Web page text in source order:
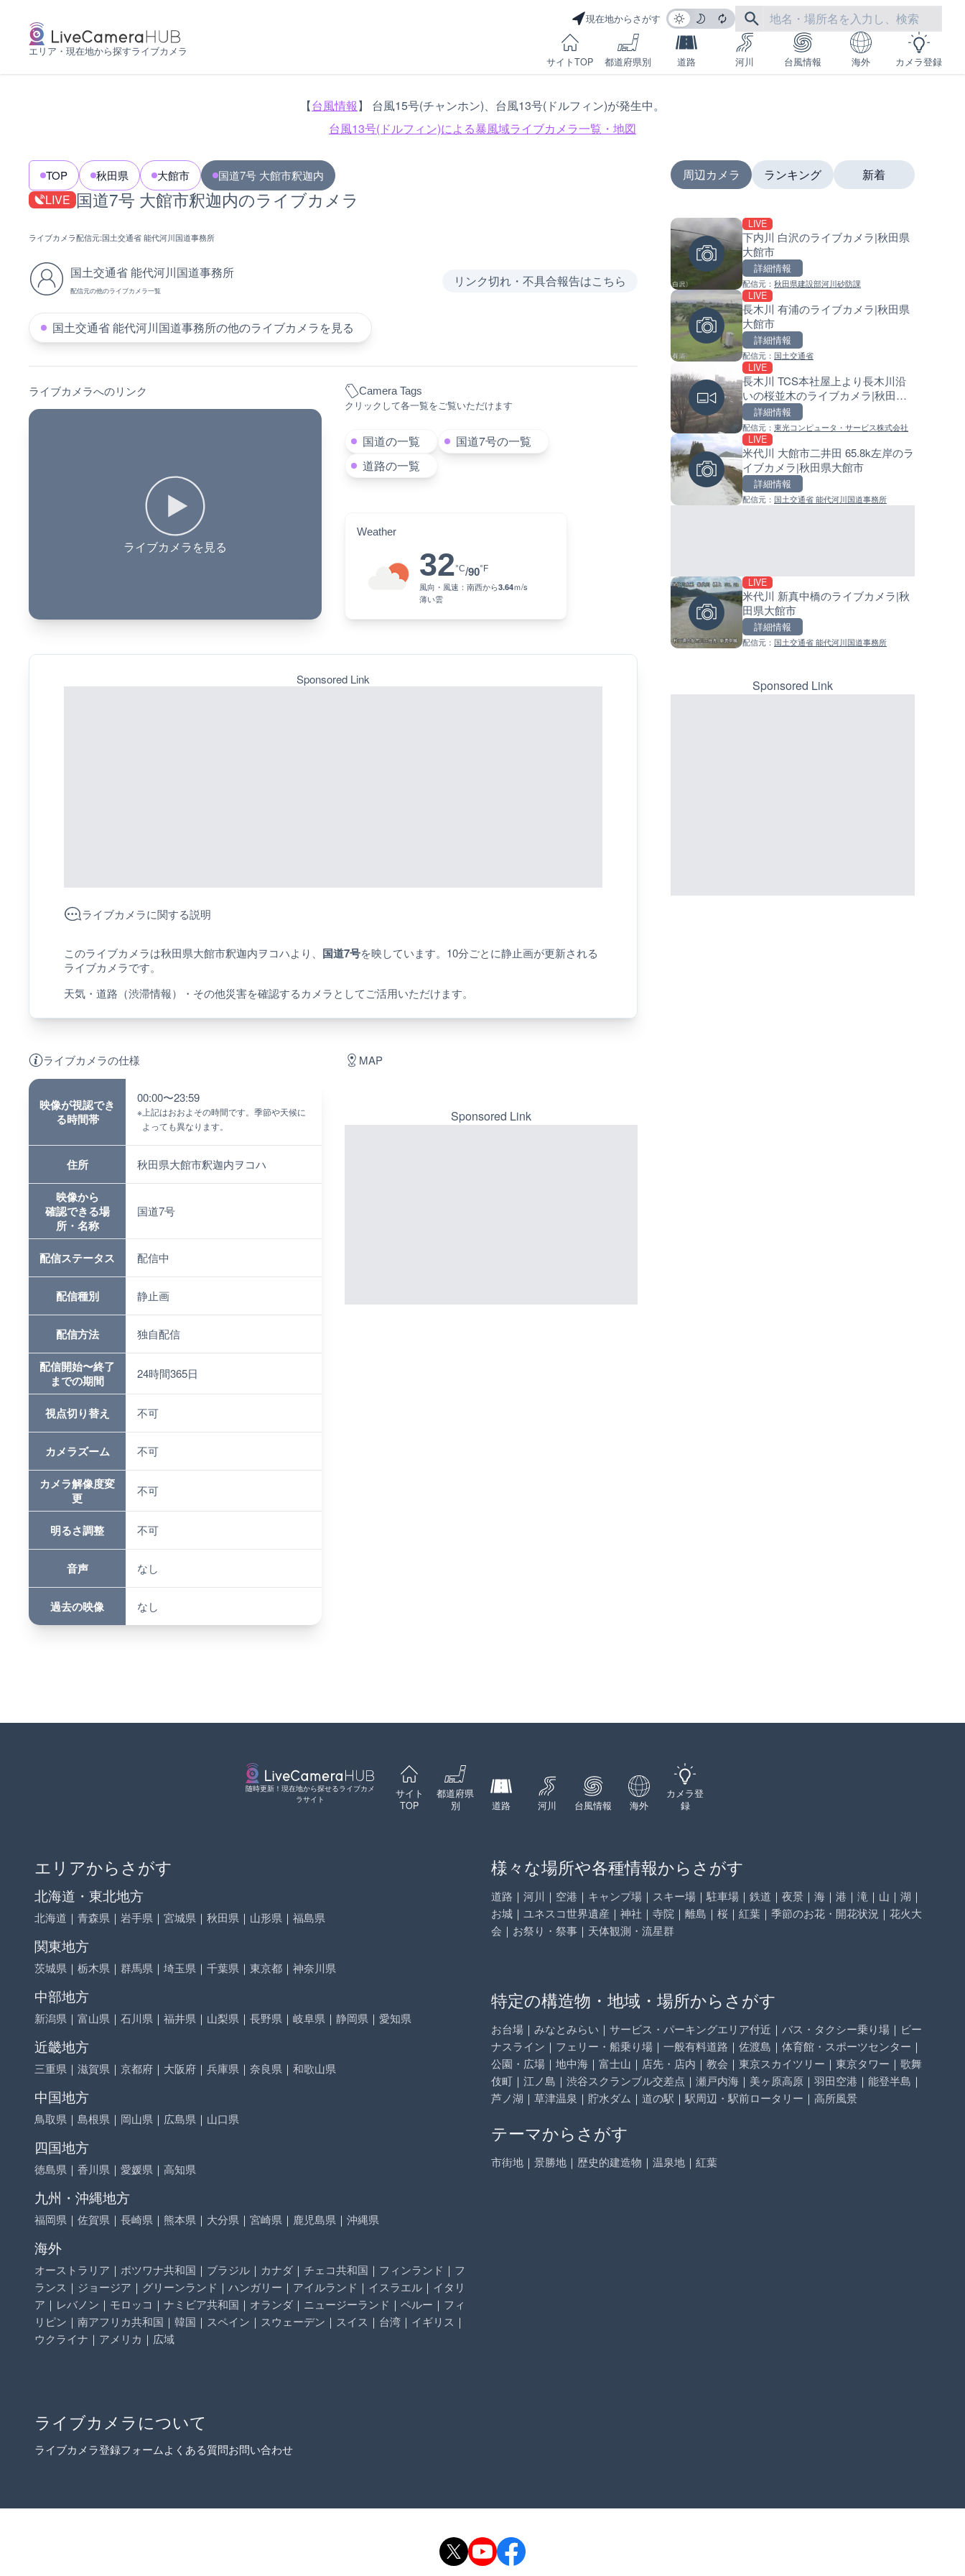
エリア・現在地から探すライブカメラ
現在地からさがす
サイトTOP 都道府県別 道路 河川 台風情報 海外 カメラ登録
【台風情報】 台風15号(チャンホン)、台風13号(ドルフィン)が発生中。
台風13号(ドルフィン)による暴風域ライブカメラ一覧・地図
TOP 秋田県 大館市 国道7号 大館市釈迦内
LIVE 国道7号 大館市釈迦内のライブカメラ
ライブカメラ配信元:国土交通省 能代河川国道事務所
国土交通省 能代河川国道事務所
配信元の他のライブカメラ一覧
リンク切れ・不具合報告はこちら
国土交通省 能代河川国道事務所の他のライブカメラを見る
ライブカメラへのリンク
ライブカメラを見る
Camera Tags
クリックして各一覧をご覧いただけます
国道の一覧
国道7号の一覧
道路の一覧
Weather
32°C/90°F
風向・風速： 南西から3.64ｍ/s
薄い雲
Sponsored Link
ライブカメラに関する説明
このライブカメラは秋田県大館市釈迦内ヲコハより、 国道7号を映しています。10分ごとに静止画が更新される
ライブカメラです。
天気・道路（渋滞情報）・その他災害を確認するカメラとしてご活用いただけます。
ライブカメラの仕様
映像が視認でき
る時間帯
00:00〜23:59
※ 上記はおおよその時間です。季節や天候に
よっても異なります。
住所 秋田県大館市釈迦内ヲコハ
映像から
確認できる場
所・名称
国道7号
配信ステータス 配信中
配信種別 静止画
配信方法 独自配信
配信開始〜終了
までの期間
24時間365日
視点切り替え 不可
カメラズーム 不可
カメラ解像度変
更
不可
明るさ調整 不可
音声 なし
過去の映像 なし
MAP
Sponsored Link
周辺カメラ
LIVE
下内川 白沢のライブカメラ|秋田県
大館市
詳細情報
配信元： 秋田県建設部河川砂防課
LIVE
長木川 有浦のライブカメラ|秋田県
大館市
詳細情報
配信元： 国土交通省
LIVE
長木川 TCS本社屋上より長木川沿
いの桜並木のライブカメラ|秋田県
大館市
詳細情報
配信元： 東光コンピュータ・サービス株式会社
LIVE
米代川 大館市二井田 65.8k左岸のラ
イブカメラ|秋田県大館市
詳細情報
配信元： 国土交通省 能代河川国道事務所
LIVE
米代川 新真中橋のライブカメラ|秋
田県大館市
詳細情報
配信元： 国土交通省 能代河川国道事務所
ランキング
沖永良部島海岸のライブカメ
配信元：和泊町
徳之島町亀津のライブカメラ|
内海海水浴場のライブカメラ|
県南知多町
配信元：南知多町観光協会
手結港(YASU海の駅クラブ)の
ブカメラ|高知県香南市
配信元：YASU海の駅CLUB
羽田空港第2旅客ターミナルか
配信元：日本テレビ
カメラ
詳細情報
県喜界町
新着
南出川水門付近のライブカメ
配信元：日高町役場
比井川水門付近から比井崎海
小浦川水門付近から小浦海水
ライブカメラ|和歌山県日高町
配信元：日高町役場
産湯川水門付近のライブカメ
歌山県日高町
配信元：日高町役場
導目木川 花立砂防堰堤下流の
配信元：福岡県庁県土整備部河川課
北海道置戸町
詳細情報
大分県大分市
Sponsored Link
随時更新！現在地から探せるライブカメ
ラサイト
サイト
TOP
都道府県
別
道路 河川 台風情報 海外
カメラ登
録
エリアからさがす
北海道・東北地方
北海道 ｜ 青森県 ｜ 岩手県 ｜ 宮城県 ｜ 秋田県 ｜ 山形県 ｜ 福島県
関東地方
茨城県 ｜ 栃木県 ｜ 群馬県 ｜ 埼玉県 ｜ 千葉県 ｜ 東京都 ｜ 神奈川県
中部地方
新潟県 ｜ 富山県 ｜ 石川県 ｜ 福井県 ｜ 山梨県 ｜ 長野県 ｜ 岐阜県 ｜ 静岡県 ｜ 愛知県
近畿地方
三重県 ｜ 滋賀県 ｜ 京都府 ｜ 大阪府 ｜ 兵庫県 ｜ 奈良県 ｜ 和歌山県
中国地方
鳥取県 ｜ 島根県 ｜ 岡山県 ｜ 広島県 ｜ 山口県
四国地方
徳島県 ｜ 香川県 ｜ 愛媛県 ｜ 高知県
九州・沖縄地方
福岡県 ｜ 佐賀県 ｜ 長崎県 ｜ 熊本県 ｜ 大分県 ｜ 宮崎県 ｜ 鹿児島県 ｜ 沖縄県
海外
オーストラリア ｜ ボツワナ共和国 ｜ ブラジル ｜ カナダ ｜ チェコ共和国 ｜ フィンランド ｜ フ
ランス ｜ ジョージア ｜ グリーンランド ｜ ハンガリー ｜ アイルランド ｜ イスラエル ｜ イタリ
ア ｜ レバノン ｜ モロッコ ｜ ナミビア共和国 ｜ オランダ ｜ ニュージーランド ｜ ペルー ｜ フィ
リピン ｜ 南アフリカ共和国 ｜ 韓国 ｜ スペイン ｜ スウェーデン ｜ スイス ｜ 台湾 ｜ イギリス ｜
ウクライナ ｜ アメリカ ｜ 広域
様々な場所や各種情報からさがす
道路 ｜ 河川 ｜ 空港 ｜ キャンプ場 ｜ スキー場 ｜ 駐車場 ｜ 鉄道 ｜ 夜景 ｜ 海 ｜ 港 ｜ 滝 ｜ 山 ｜ 湖 ｜
お城 ｜ ユネスコ世界遺産 ｜ 神社 ｜ 寺院 ｜ 離島 ｜ 桜 ｜ 紅葉 ｜ 季節のお花・開花状況 ｜ 花火大
会 ｜ お祭り・祭事 ｜ 天体観測・流星群
特定の構造物・地域・場所からさがす
お台場 ｜ みなとみらい ｜ サービス・パーキングエリア付近 ｜ バス・タクシー乗り場 ｜ ビー
ナスライン ｜ フェリー・船乗り場 ｜ 一般有料道路 ｜ 佐渡島 ｜ 体育館・スポーツセンター ｜
公園・広場 ｜ 地中海 ｜ 富士山 ｜ 店先・店内 ｜ 教会 ｜ 東京スカイツリー ｜ 東京タワー ｜ 歌舞
伎町 ｜ 江ノ島 ｜ 渋谷スクランブル交差点 ｜ 瀬戸内海 ｜ 美ヶ原高原 ｜ 羽田空港 ｜ 能登半島 ｜
芦ノ湖 ｜ 草津温泉 ｜ 貯水ダム ｜ 道の駅 ｜ 駅周辺・駅前ロータリー ｜ 高所風景
テーマからさがす
市街地 ｜ 景勝地 ｜ 歴史的建造物 ｜ 温泉地 ｜ 紅葉
ライブカメラについて
ライブカメラ登録フォームよくある質問お問い合わせ